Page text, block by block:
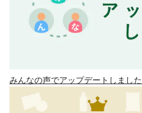
みんなの声でアップデートしました